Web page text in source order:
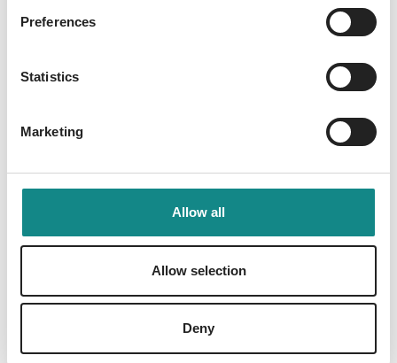
Preferences
Statistics
Marketing
Allow all
Allow selection
Deny
Antoine seine wertvollsten Tipps & Tricks
rund um das Grillhandwerk, mit denen auch
Interview erfahren Sie außerdem, was für ihn
immer an das Rezept halten sollte. Halten Sie
Grillen auch für Sie zur Auszeit werden!
Information